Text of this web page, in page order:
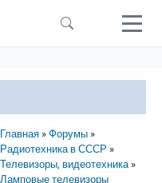
Строка навигации
Главная
Форумы
Радиотехника в СССР
Телевизоры, видеотехника
Ламповые телевизоры